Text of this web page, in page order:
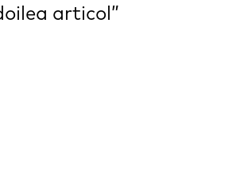
articol”